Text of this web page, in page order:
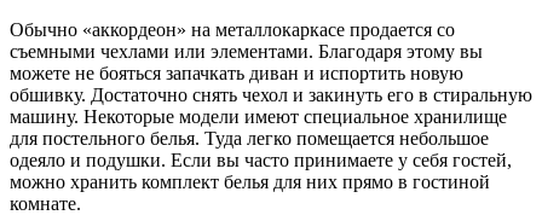
Обычно «аккордеон» на металлокаркасе продается со
съемными чехлами или элементами. Благодаря этому вы
можете не бояться запачкать диван и испортить новую
обшивку. Достаточно снять чехол и закинуть его в стиральную
машину. Некоторые модели имеют специальное хранилище
для постельного белья. Туда легко помещается небольшое
одеяло и подушки. Если вы часто принимаете у себя гостей,
можно хранить комплект белья для них прямо в гостиной
комнате.